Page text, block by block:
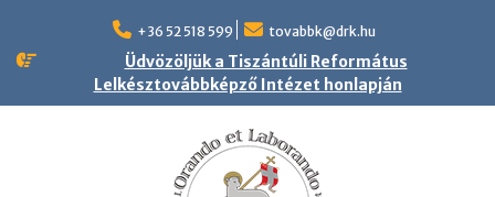
content
+36 52 518 599 tovabbk@drk.hu
Üdvözöljük a Tiszántúli Református
Lelkésztovábbképző Intézet honlapján